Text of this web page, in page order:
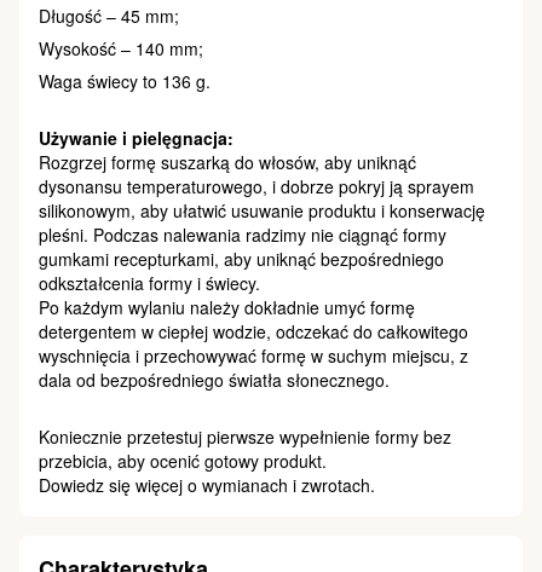
Długość – 45 mm;
Wysokość – 140 mm;
Waga świecy to 136 g.
Używanie i pielęgnacja:
Rozgrzej formę suszarką do włosów, aby uniknąć
dysonansu temperaturowego, i dobrze pokryj ją sprayem
silikonowym, aby ułatwić usuwanie produktu i konserwację
pleśni. Podczas nalewania radzimy nie ciągnąć formy
gumkami recepturkami, aby uniknąć bezpośredniego
odkształcenia formy i świecy.
Po każdym wylaniu należy dokładnie umyć formę
detergentem w ciepłej wodzie, odczekać do całkowitego
wyschnięcia i przechowywać formę w suchym miejscu, z
dala od bezpośredniego światła słonecznego.
Koniecznie przetestuj pierwsze wypełnienie formy bez
przebicia, aby ocenić gotowy produkt.
Dowiedz się więcej o wymianach i zwrotach.